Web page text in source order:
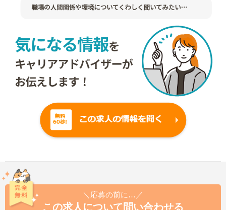
＼応募の前に…／
この求人について問い合わせる